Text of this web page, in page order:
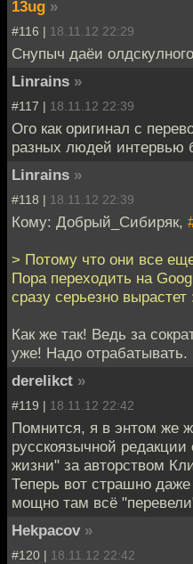
13ug »
#116 | 18.11.12 22:29
Снупыч даёи
Linrains »
#117 | 18.11.12 22:39
Ого как оригинал с
разных людей интервью
Linrains »
#118 | 18.11.12 22:39
Кому: Добрый_Сибиряк,
> Потому что они все
Пора переходить на
сразу серьезно вырастет
Как же так! Ведь за
уже! Надо отрабатывать.
derelikct »
#119 | 18.11.12 22:42
Помнится, я в энтом же
русскоязычной
жизни" за авторством
Теперь вот страшно
мощно там всё
Hekpacov »
#120 | 18.11.12 22:42